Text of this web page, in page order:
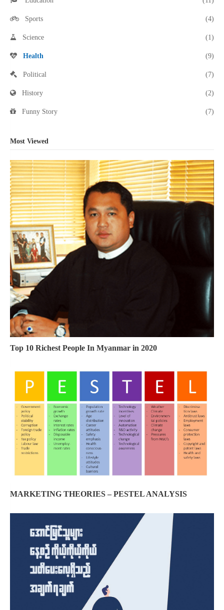
Sports (4)
Science (1)
Health (9)
Political (7)
History (2)
Funny Story (7)
Most Viewed
Top 10 Richest People In Myanmar in 2020
MARKETING THEORIES – PESTEL ANALYSIS